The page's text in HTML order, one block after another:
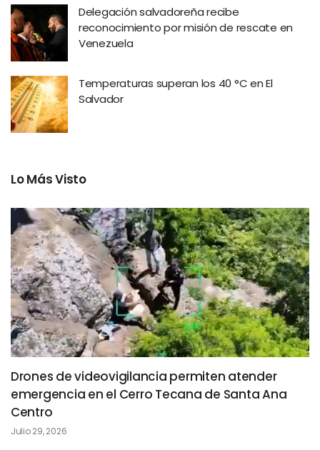
Delegación salvadoreña recibe
reconocimiento por misión de rescate en
Venezuela
Temperaturas superan los 40 °C en El
Salvador
Lo Más Visto
Drones de videovigilancia permiten atender
emergencia en el Cerro Tecana de Santa Ana
Centro
Julio 29, 2026